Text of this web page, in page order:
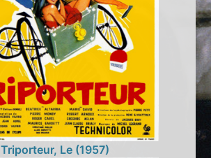
Triporteur, Le (1957)